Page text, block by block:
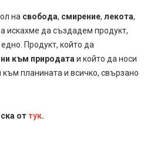
на свобода, смирение,лекота,
искахме да създадем продукт,
Продукт, който да
към природата и който да носи
към планината и всичко, свързано
оттук.